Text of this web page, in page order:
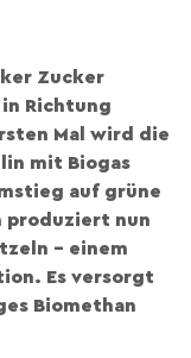
Zucker
Richtung
Mal wird die
mit Biogas
auf grüne
produziert nun
– einem
Es versorgt
Biomethan